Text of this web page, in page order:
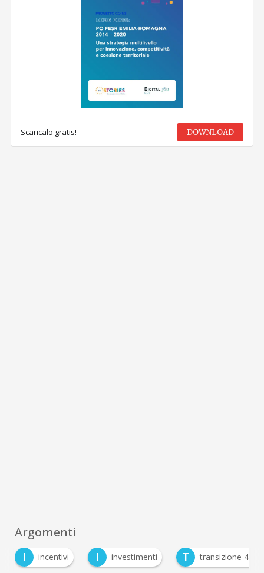
Scaricalo gratis! DOWNLOAD
Argomenti
I
incentivi I investimenti T transizione 4.0